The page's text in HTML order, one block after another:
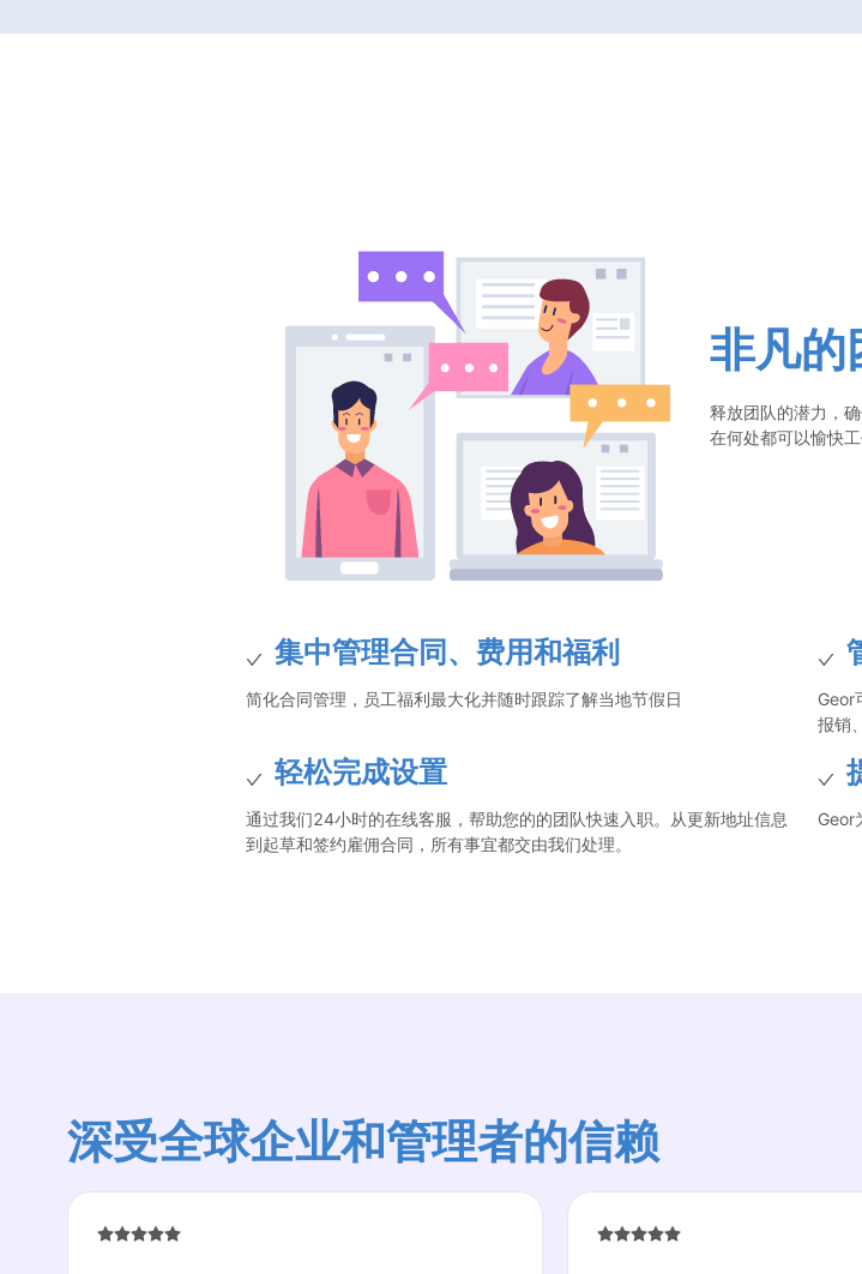
非凡的
释放团队的潜力，
在何处都可以愉快工
集中管理合同、费用和福利
简化合同管理，员工福利最大化并随时跟踪了解当地节假日
Geor
报销
轻松完成设置
通过我们24小时的在线客服，帮助您的的团队快速入职。从更新地址信息
到起草和签约雇佣合同，所有事宜都交由我们处理。
Geor
深受全球企业和管理者的信赖